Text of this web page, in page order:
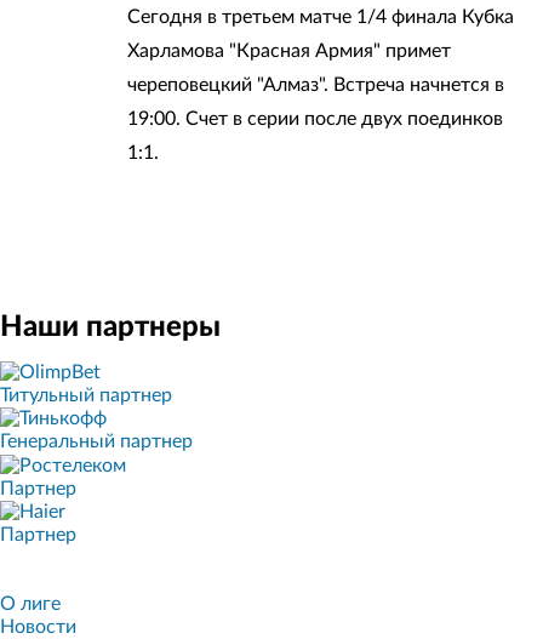
Сегодня в третьем матче 1/4 финала Кубка
Харламова "Красная Армия" примет
череповецкий "Алмаз". Встреча начнется в
19:00. Счет в серии после двух поединков
1:1.
Наши партнеры
Титульный партнер
Генеральный партнер
Партнер
Партнер
О лиге
Новости